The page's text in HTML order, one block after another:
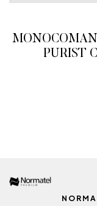
PURIST
NORMA